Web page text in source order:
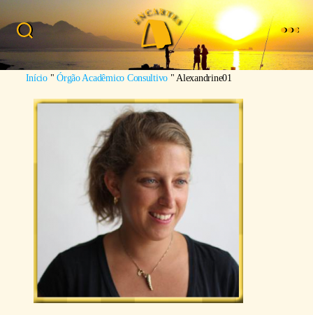
Menu
Imagem: Sergio Torres
Início"Órgão Acadêmico Consultivo " Alexandrine01